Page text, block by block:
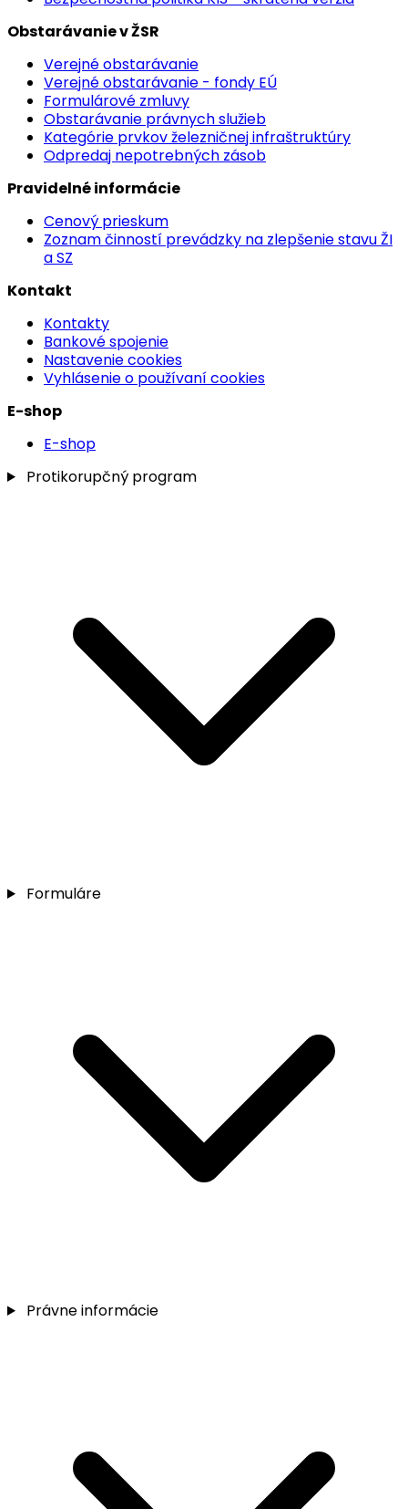
Obstarávanie v ŽSR
Verejné obstarávanie
Verejné obstarávanie - fondy EÚ
Formulárové zmluvy
Obstarávanie právnych služieb
Kategórie prvkov železničnej infraštruktúry
Odpredaj nepotrebných zásob
Pravidelné informácie
Cenový prieskum
Zoznam činností prevádzky na zlepšenie stavu ŽI
a SZ
Kontakt
Kontakty
Bankové spojenie
Nastavenie cookies
Vyhlásenie o používaní cookies
E-shop
E-shop
Protikorupčný program
Formuláre
Právne informácie